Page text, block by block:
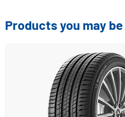
Products you may